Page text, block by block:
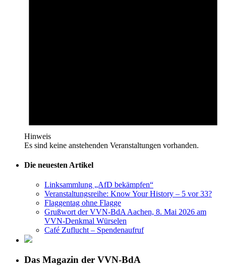
Hinweis
Es sind keine anstehenden Veranstaltungen vorhanden.
Die neuesten Artikel
Linksammlung „AfD bekämpfen“
Veranstaltungsreihe: Know Your History – 5 vor 33?
Flaggentag ohne Flagge
Grußwort der VVN-BdA Aachen, 8. Mai 2026 am
VVN-Denkmal Würselen
Café Zuflucht – Spendenaufruf
Das Magazin der VVN-BdA